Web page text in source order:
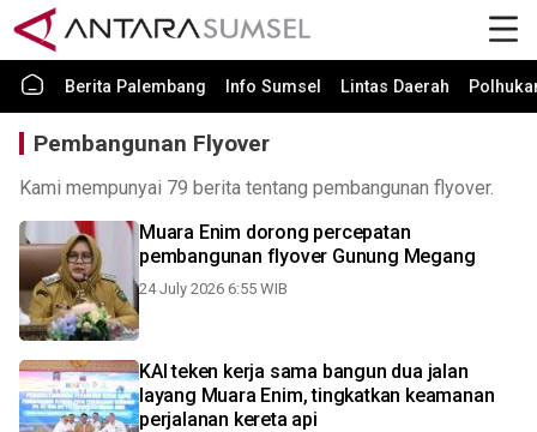
Berita Palembang Info Sumsel Lintas Daerah
Pembangunan Flyover
Kami mempunyai 79 berita tentang pembangunan flyover.
Muara Enim dorong percepatan
pembangunan flyover Gunung Megang
24 July 2026 6:55 WIB
KAI teken kerja sama bangun dua jalan
layang Muara Enim, tingkatkan keamanan
perjalanan kereta api